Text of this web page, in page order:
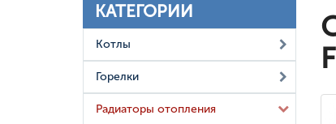
КАТЕГОРИИ
Котлы
Горелки
Радиаторы отопления